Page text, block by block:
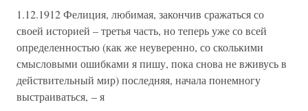
1.12.1912 Фелиция, любимая, закончив сражаться со
своей историей – третья часть, но теперь уже со всей
определенностью (как же неуверенно, со сколькими
смысловыми ошибками я пишу, пока снова не вживусь в
действительный мир) последняя, начала понемногу
выстраиваться, – я